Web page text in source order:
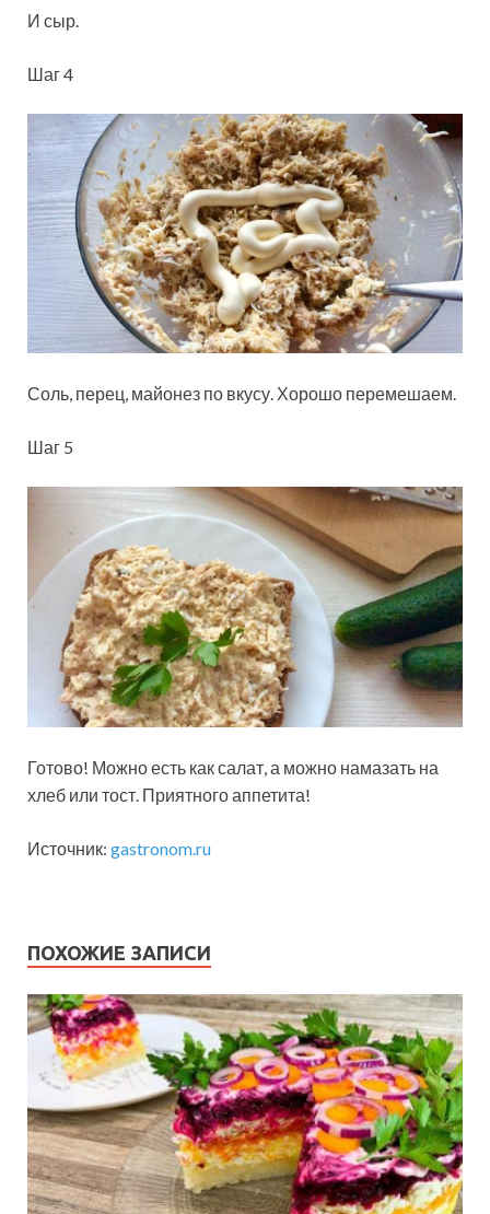
И сыр.
Шаг 4
Соль, перец, майонез по вкусу. Хорошо перемешаем.
Шаг 5
Готово! Можно есть как салат, а можно намазать на
хлеб или тост. Приятного аппетита!
Источник: gastronom.ru
ПОХОЖИЕ ЗАПИСИ